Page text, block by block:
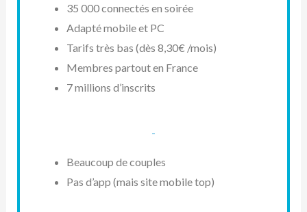
35 000 connectés en soirée
Adapté mobile et PC
Tarifs très bas (dès 8,30€ /mois)
Membres partout en France
7 millions d’inscrits
-
Beaucoup de couples
Pas d’app (mais site mobile top)